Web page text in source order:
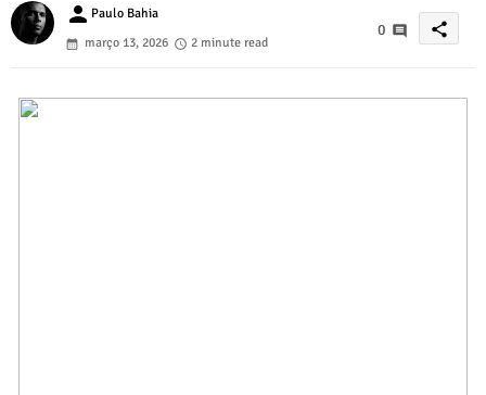
person Paulo Bahia
março 13, 2026
2 minute read
0 share